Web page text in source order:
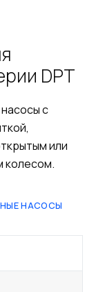
DPT
с
или
колесом.
НАСОСЫ